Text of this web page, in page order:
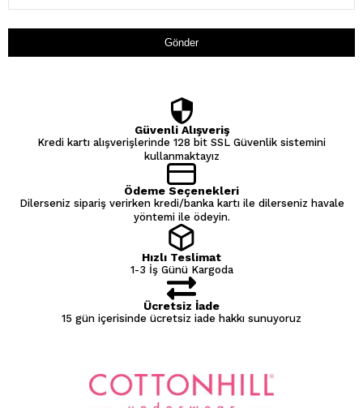
Gönder
Güvenli Alışveriş
Kredi kartı alışverişlerinde 128 bit SSL Güvenlik sistemini
kullanmaktayız
Ödeme Seçenekleri
Dilerseniz sipariş verirken kredi/banka kartı ile dilerseniz havale
yöntemi ile ödeyin.
Hızlı Teslimat
1-3 İş Günü Kargoda
Ücretsiz İade
15 gün içerisinde ücretsiz iade hakkı sunuyoruz